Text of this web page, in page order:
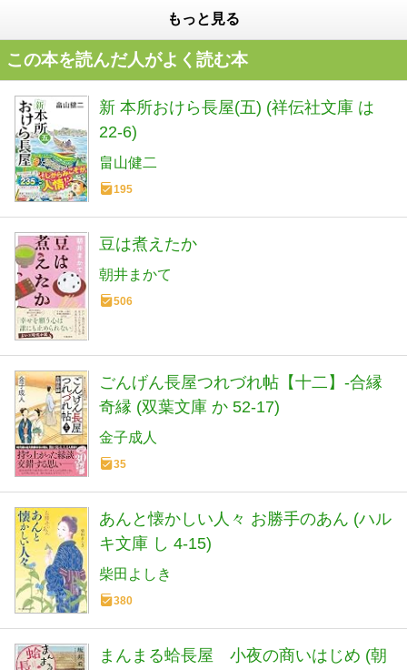
もっと見る
この本を読んだ人がよく読む本
新 本所おけら長屋(五) (祥伝社文庫 は
22-6)
畠山健二
195
豆は煮えたか
朝井まかて
506
ごんげん長屋つれづれ帖【十二】-合縁
奇縁 (双葉文庫 か 52-17)
金子成人
35
あんと懐かしい人々 お勝手のあん (ハル
キ文庫 し 4-15)
柴田よしき
380
まんまる蛤長屋 小夜の商いはじめ (朝